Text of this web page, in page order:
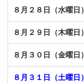
８月２８日（水曜日）
８月２９日（木曜日）
８月３０日（金曜日）
８月３１日（土曜日）